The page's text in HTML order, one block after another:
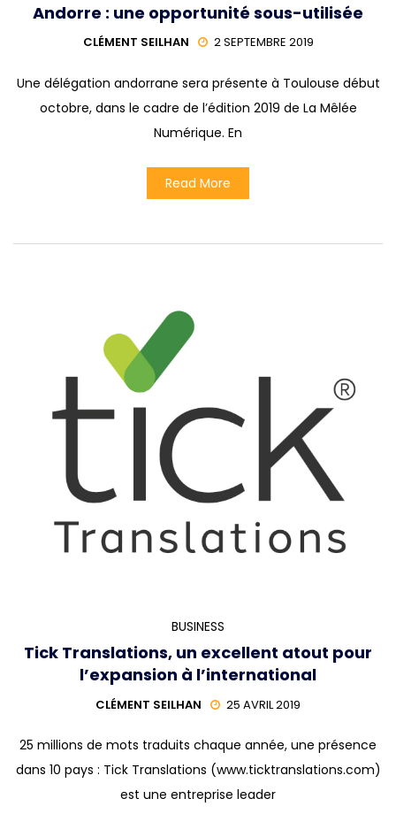
Andorre : une opportunité sous-utilisée
CLÉMENT SEILHAN 2 SEPTEMBRE 2019
Une délégation andorrane sera présente à Toulouse début
octobre, dans le cadre de l’édition 2019 de La Mêlée
Numérique. En
Read More
BUSINESS
Tick Translations, un excellent atout pour
l’expansion à l’international
CLÉMENT SEILHAN 25 AVRIL 2019
25 millions de mots traduits chaque année, une présence
dans 10 pays : Tick Translations (www.ticktranslations.com)
est une entreprise leader